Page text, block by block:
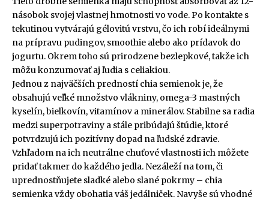
násobok svojej vlastnej hmotnosti vo vode. Po kontakte s
tekutinou vytvárajú gélovitú vrstvu, čo ich robí ideálnymi
na prípravu pudingov, smoothie alebo ako prídavok do
jogurtu. Okrem toho sú prirodzene bezlepkové, takže ich
môžu konzumovať aj ľudia s celiakiou.
Jednou z najväčších predností chia semienok je, že
obsahujú veľké množstvo vlákniny, omega-3 mastných
kyselín, bielkovín, vitamínov a minerálov. Stabilne sa radia
medzi superpotraviny a stále pribúdajú štúdie, ktoré
potvrdzujú ich pozitívny dopad na ľudské zdravie.
Vzhľadom na ich neutrálne chuťové vlastnosti ich môžete
pridať takmer do každého jedla. Nezáleží na tom, či
uprednostňujete sladké alebo slané pokrmy – chia
semienka vždy obohatia váš jedálniček. Navyše sú vhodné